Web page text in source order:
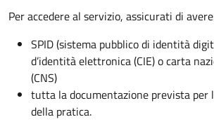
Per accedere al servizio, assicurati di
SPID (sistema pubblico di identità
d’identità elettronica (CIE) o carta
(CNS)
tutta la documentazione prevista per
della pratica.